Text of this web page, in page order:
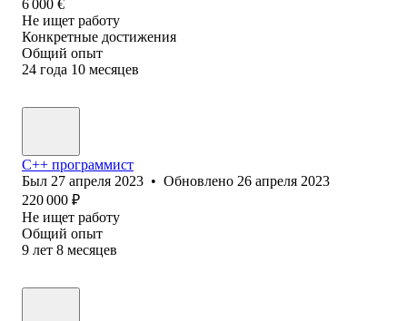
6 000 €
Не ищет работу
Конкретные достижения
Общий опыт
24 года 10 месяцев
С++ программист
Был 27 апреля 2023 • Обновлено 26 апреля 2023
220 000 ₽
Не ищет работу
Общий опыт
9 лет 8 месяцев